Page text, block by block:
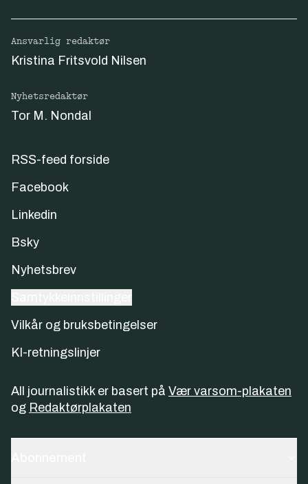
Ansvarlig redaktør
Kristina Fritsvold Nilsen
Nyhetsredaktør
Tor M. Nondal
RSS-feed forside
Facebook
Linkedin
Bsky
Nyhetsbrev
Vilkår og bruksbetingelser
KI-retningslinjer
All journalistikk er basert på Vær varsom-plakaten
og Redaktørplakaten